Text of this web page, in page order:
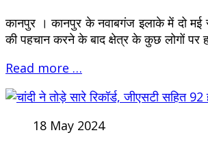
कानपुर । कानपुर के नवाबगंज इलाके में दो मई
की पहचान करने के बाद क्षेत्र के कुछ लोगों पर
Read more …
18 May 2024